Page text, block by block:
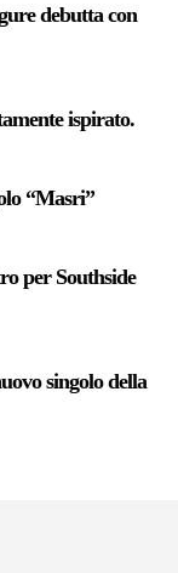
debutta con
ispirato.
“Masri”
per Southside
singolo della